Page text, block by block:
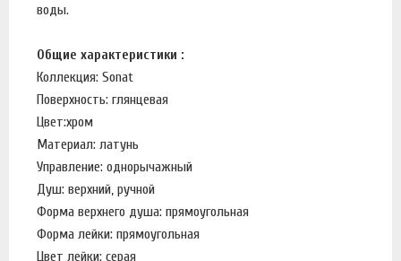
воды.
Общие характеристики :
Коллекция: Sonat
Поверхность: глянцевая
Цвет:хром
Материал: латунь
Управление: однорычажный
Душ: верхний, ручной
Форма верхнего душа: прямоугольная
Форма лейки: прямоугольная
Цвет лейки: серая